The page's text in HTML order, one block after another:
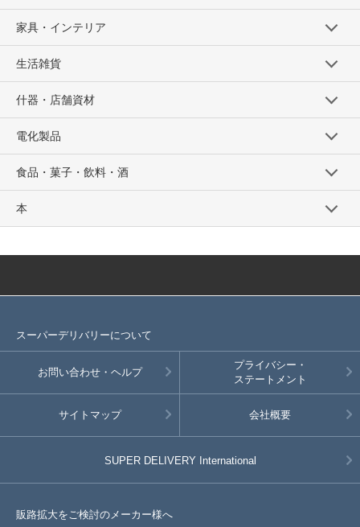
家具・インテリア
生活雑貨
什器・店舗資材
電化製品
食品・菓子・飲料・酒
本
スーパーデリバリーについて
お問い合わせ・ヘルプ
プライバシー・
ステートメント
サイトマップ 会社概要
SUPER DELIVERY International
販路拡大をご検討のメーカー様へ